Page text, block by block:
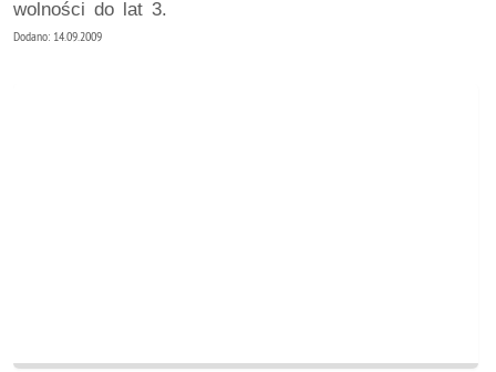
wolności do lat 3.
Dodano: 14.09.2009